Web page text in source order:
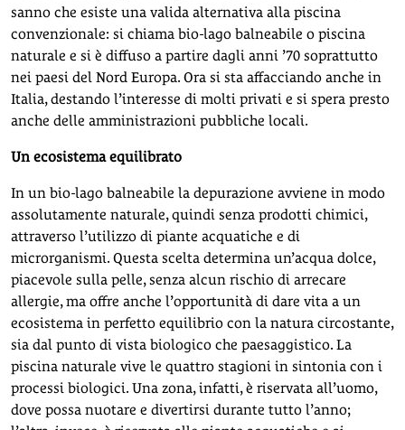
sanno che esiste una valida alternativa alla piscina
convenzionale: si chiama bio-lago balneabile o piscina
naturale e si è diffuso a partire dagli anni ’70 soprattutto
nei paesi del Nord Europa. Ora si sta affacciando anche in
Italia, destando l’interesse di molti privati e si spera presto
anche delle amministrazioni pubbliche locali.
Un ecosistema equilibrato
In un bio-lago balneabile la depurazione avviene in modo
assolutamente naturale, quindi senza prodotti chimici,
attraverso l’utilizzo di piante acquatiche e di
microrganismi. Questa scelta determina un’acqua dolce,
piacevole sulla pelle, senza alcun rischio di arrecare
allergie, ma offre anche l’opportunità di dare vita a un
ecosistema in perfetto equilibrio con la natura circostante,
sia dal punto di vista biologico che paesaggistico. La
piscina naturale vive le quattro stagioni in sintonia con i
processi biologici. Una zona, infatti, è riservata all’uomo,
dove possa nuotare e divertirsi durante tutto l’anno;